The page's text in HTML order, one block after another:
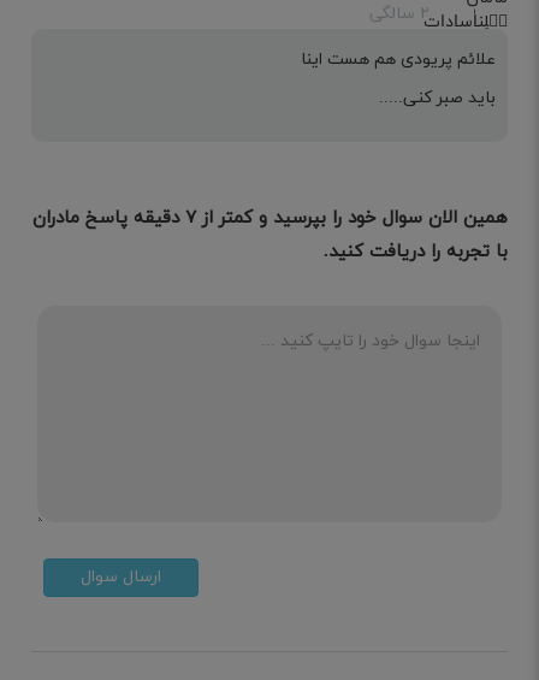
۲ سالگی
علائم پریودی هم هست اینا
باید صبر کنی.....
همین الان سوال خود را بپرسید و کمتر از ۷ دقیقه پاسخ مادران
با تجربه را دریافت کنید.
ارسال سوال